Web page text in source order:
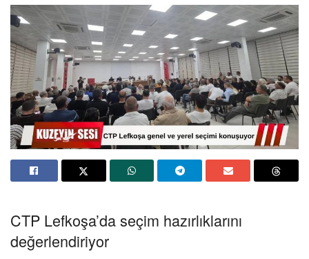
CTP Lefkoşa’da seçim hazırlıklarını
değerlendiriyor